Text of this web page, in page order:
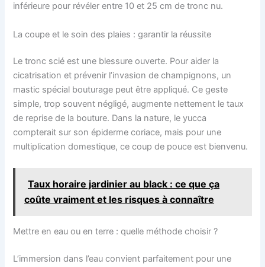
inférieure pour révéler entre 10 et 25 cm de tronc nu.
La coupe et le soin des plaies : garantir la réussite
Le tronc scié est une blessure ouverte. Pour aider la
cicatrisation et prévenir l’invasion de champignons, un
mastic spécial bouturage peut être appliqué. Ce geste
simple, trop souvent négligé, augmente nettement le taux
de reprise de la bouture. Dans la nature, le yucca
compterait sur son épiderme coriace, mais pour une
multiplication domestique, ce coup de pouce est bienvenu.
Taux horaire jardinier au black : ce que ça
coûte vraiment et les risques à connaître
Mettre en eau ou en terre : quelle méthode choisir ?
L’immersion dans l’eau convient parfaitement pour une